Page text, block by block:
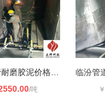
/吨 ￥